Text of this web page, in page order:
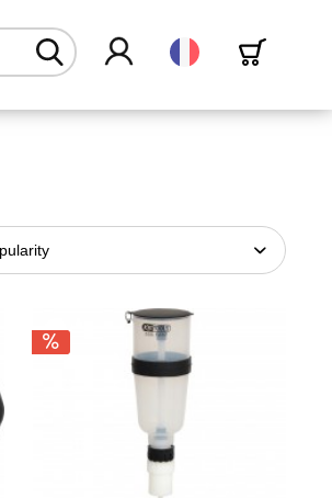
Français